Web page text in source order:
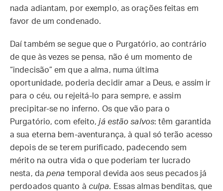
nada adiantam, por exemplo, as orações feitas em
favor de um condenado.
Daí também se segue que o Purgatório, ao contrário
de que às vezes se pensa, não é um momento de
“indecisão” em que a alma, numa última
oportunidade, poderia decidir amar a Deus, e assim ir
para o céu, ou rejeitá-lo para sempre, e assim
precipitar-se no inferno. Os que vão para o
Purgatório, com efeito,já estão salvos: têm garantida
a sua eterna bem-aventurança, à qual só terão acesso
depois de se terem purificado, padecendo sem
mérito na outra vida o que poderiam ter lucrado
nesta, da pena temporal devida aos seus pecados já
perdoados quanto à culpa. Essas almas benditas, que